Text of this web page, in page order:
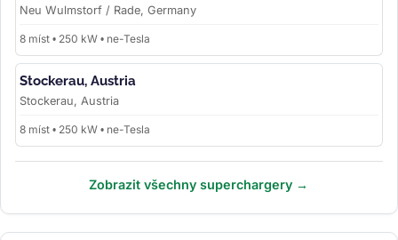
Neu Wulmstorf / Rade, Germany
8 míst • 250 kW • ne-Tesla
Stockerau, Austria
Stockerau, Austria
8 míst • 250 kW • ne-Tesla
Zobrazit všechny superchargery →